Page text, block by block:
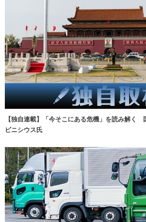
【独自連載】「今そこにある危機」を読み解く
ビニシウス氏